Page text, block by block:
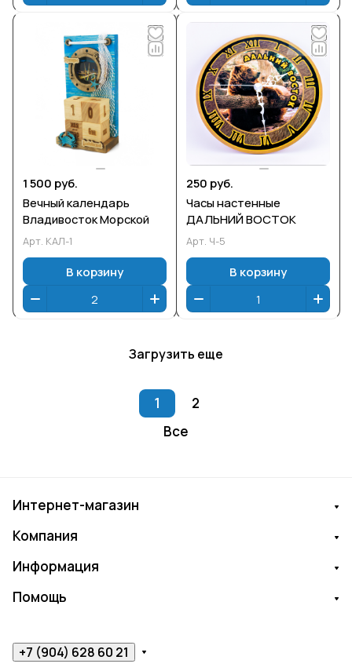
1 500 руб.
Вечный календарь
Владивосток Морской
Арт. КАЛ-1
В корзину
250 руб.
Часы настенные
ДАЛЬНИЙ ВОСТОК
Арт. Ч-5
В корзину
Загрузить еще
1
2
Все
Интернет-магазин
Компания
Информация
Помощь
+7 (904) 628 60 21